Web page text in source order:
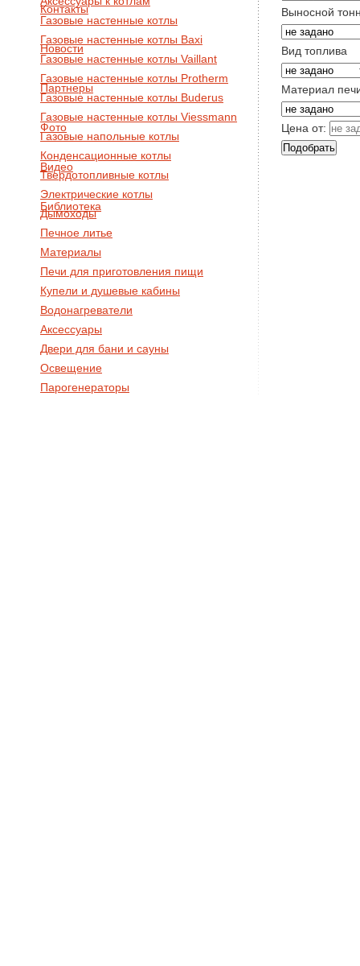
Контакты
Новости
Партнеры
Фото
Видео
Библиотека
Газовые настенные котлы
Газовые настенные котлы Baxi
Газовые настенные котлы Vaillant
Газовые настенные котлы Protherm
Газовые настенные котлы Buderus
Газовые настенные котлы Viessmann
Газовые напольные котлы
Конденсационные котлы
Твердотопливные котлы
Электрические котлы
Дымоходы
Печное литье
Материалы
Печи для приготовления пищи
Купели и душевые кабины
Водонагреватели
Аксессуары
Двери для бани и сауны
Освещение
Парогенераторы
Выносной
Вид топлива
Материал
Цена от: